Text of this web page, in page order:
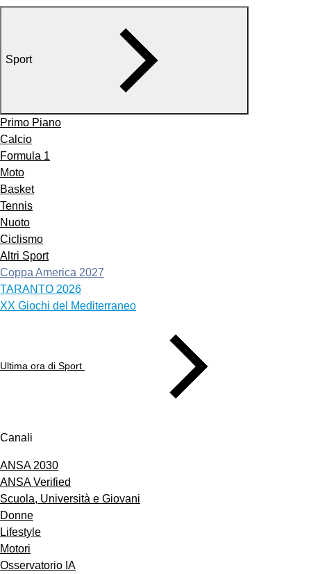
Sport
Primo Piano
Calcio
Formula 1
Moto
Basket
Tennis
Nuoto
Ciclismo
Altri Sport
Coppa America 2027
TARANTO 2026
XX Giochi del Mediterraneo
Ultima ora di Sport
Canali
ANSA 2030
ANSA Verified
Scuola, Università e Giovani
Donne
Lifestyle
Motori
Osservatorio IA